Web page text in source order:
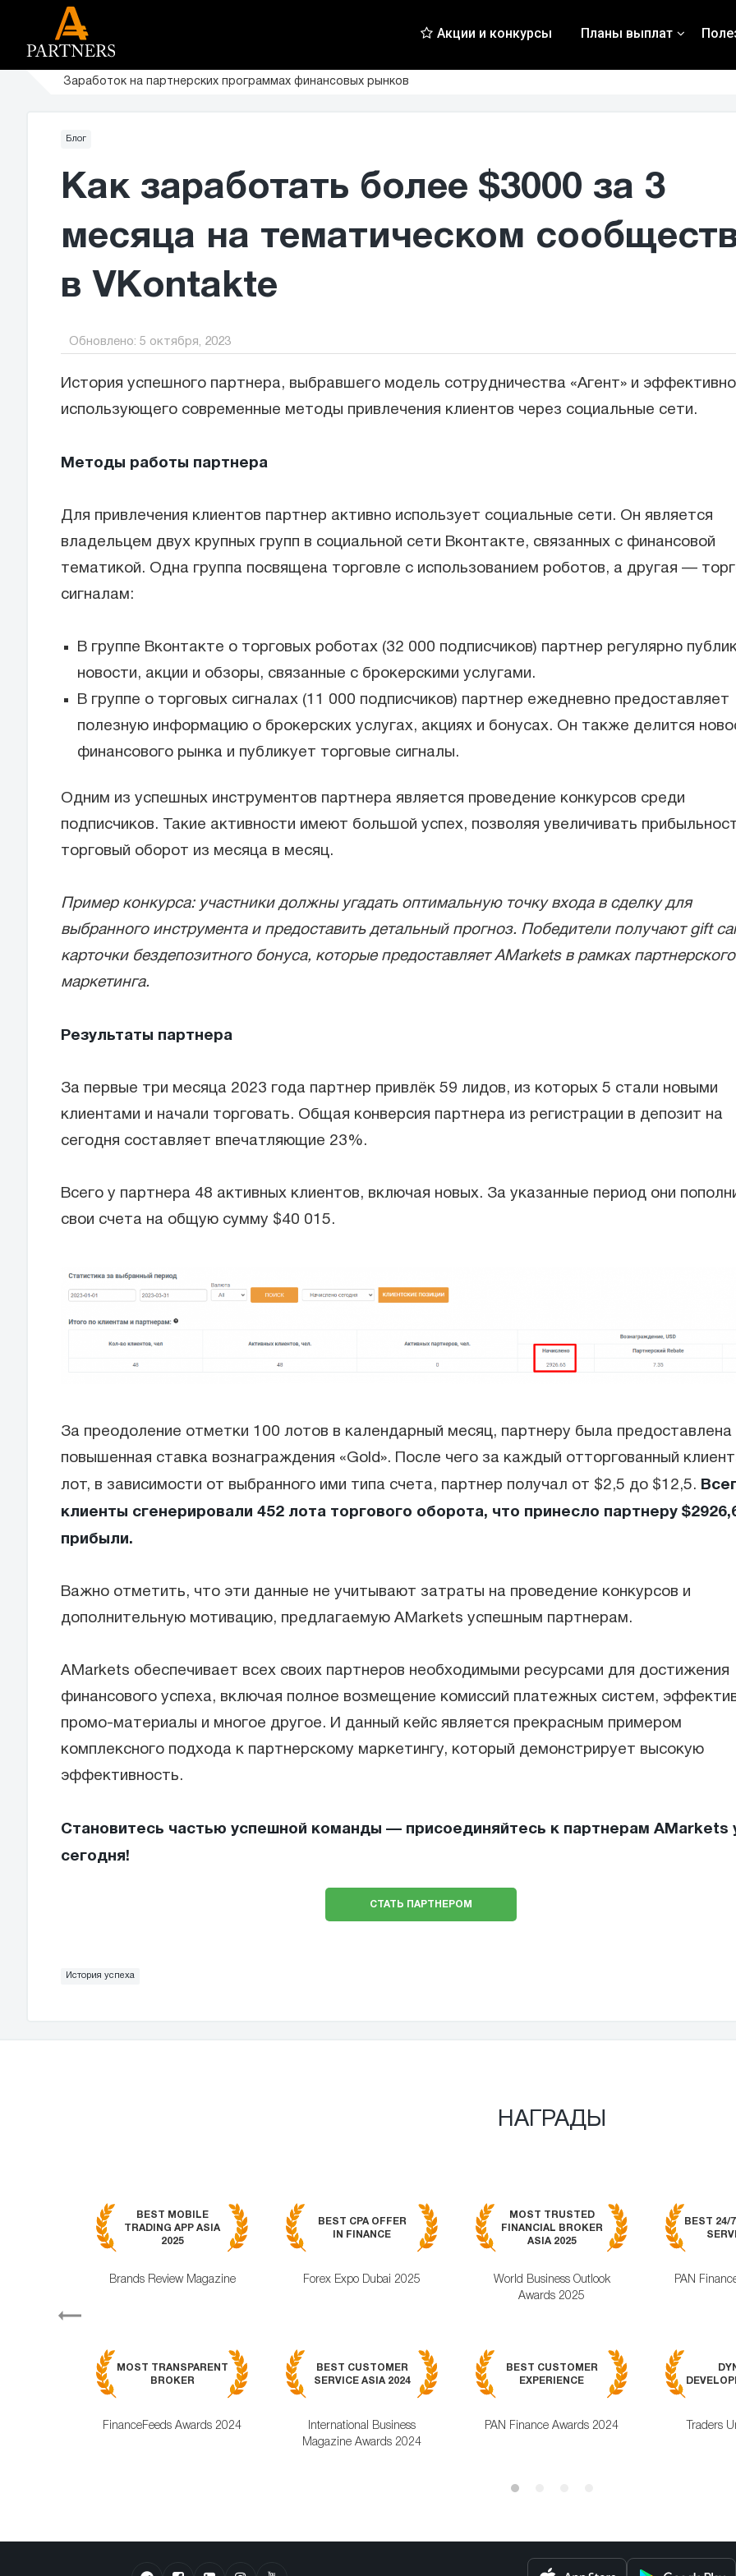
Акции и конкурсы Планы выплат
Заработок на партнерских программах финансовых рынков
Блог
Как заработать более $3000 за 3
месяца на тематическом
в VKontakte
Обновлено: 5 октября, 2023
История успешного партнера, выбравшего модель сотрудничества «Агент» и эффективно
использующего современные методы привлечения клиентов через социальные сети.
Методы работы партнера
Для привлечения клиентов партнер активно использует социальные сети. Он является
владельцем двух крупных групп в социальной сети Вконтакте, связанных с финансовой
тематикой. Одна группа посвящена торговле с использованием роботов, а другая —
сигналам:
В группе Вконтакте о торговых роботах (32 000 подписчиков) партнер регулярно
новости, акции и обзоры, связанные с брокерскими услугами.
В группе о торговых сигналах (11 000 подписчиков) партнер ежедневно предоставляет
полезную информацию о брокерских услугах, акциях и бонусах. Он также делится
финансового рынка и публикует торговые сигналы.
Одним из успешных инструментов партнера является проведение конкурсов среди
подписчиков. Такие активности имеют большой успех, позволяя увеличивать
торговый оборот из месяца в месяц.
Пример конкурса: участники должны угадать оптимальную точку входа в сделку для
выбранного инструмента и предоставить детальный прогноз. Победители получают gift
карточки бездепозитного бонуса, которые предоставляет AMarkets в рамках партнерского
маркетинга.
Результаты партнера
За первые три месяца 2023 года партнер привлёк 59 лидов, из которых 5 стали новыми
клиентами и начали торговать. Общая конверсия партнера из регистрации в депозит на
сегодня составляет впечатляющие 23%.
Всего у партнера 48 активных клиентов, включая новых. За указанные период они
свои счета на общую сумму $40 015.
За преодоление отметки 100 лотов в календарный месяц, партнеру была предоставлена
повышенная ставка вознаграждения «Gold». После чего за каждый отторгованный
лот, в зависимости от выбранного ими типа счета, партнер получал от $2,5 до $12,5.
клиенты сгенерировали 452 лота торгового оборота, что принесло партнеру
прибыли.
Важно отметить, что эти данные не учитывают затраты на проведение конкурсов и
дополнительную мотивацию, предлагаемую AMarkets успешным партнерам.
AMarkets обеспечивает всех своих партнеров необходимыми ресурсами для достижения
финансового успеха, включая полное возмещение комиссий платежных систем,
промо-материалы и многое другое. И данный кейс является прекрасным примером
комплексного подхода к партнерскому маркетингу, который демонстрирует высокую
эффективность.
Становитесь частью успешной команды — присоединяйтесь к партнерам AMarkets
сегодня!
СТАТЬ ПАРТНЕРОМ
История успеха
НАГРАДЫ
Previous
BEST MOBILE
TRADING APP ASIA
2025
Brands Review Magazine
BEST CPA OFFER
IN FINANCE
Forex Expo Dubai 2025
MOST TRUSTED
FINANCIAL BROKER
ASIA 2025
World Business Outlook
Awards 2025
BEST 24/
PAN
MOST TRANSPARENT
BROKER
FinanceFeeds Awards 2024
BEST CUSTOMER
SERVICE ASIA 2024
International Business
Magazine Awards 2024
BEST CUSTOMER
EXPERIENCE
PAN Finance Awards 2024 Traders